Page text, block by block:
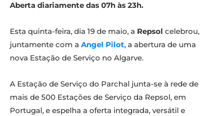
Aberta diariamente das 07h às 23h.
Esta quinta-feira, dia 19 de maio, a Repsol celebrou,
juntamente com a Angel Pilot, a abertura de uma
nova Estação de Serviço no Algarve.
A Estação de Serviço do Parchal junta-se à rede de
mais de 500 Estações de Serviço da Repsol, em
Portugal, e espelha a oferta integrada, versátil e